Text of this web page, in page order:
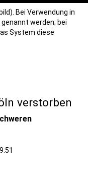
Bei Verwendung in
werden; bei
System diese
verstorben